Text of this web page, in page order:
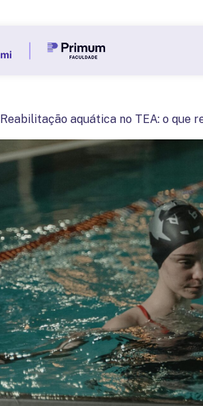
Reabilitação aquática no TEA: o que